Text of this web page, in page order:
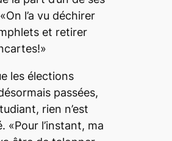
l’a vu déchirer
et retirer
les élections
passées,
rien n’est
«Pour l’instant, ma